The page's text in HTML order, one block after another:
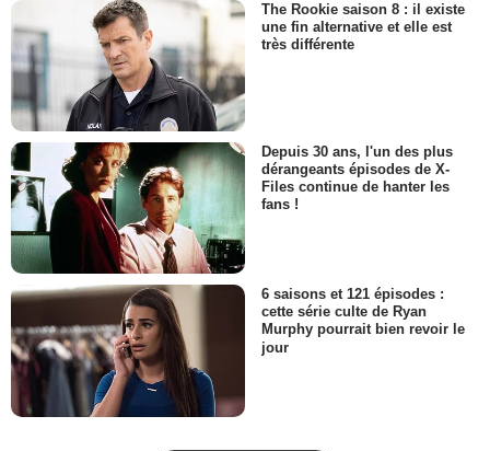
The Rookie saison 8 : il existe
une fin alternative et elle est
très différente
Depuis 30 ans, l'un des plus
dérangeants épisodes de X-
Files continue de hanter les
fans !
6 saisons et 121 épisodes :
cette série culte de Ryan
Murphy pourrait bien revoir le
jour